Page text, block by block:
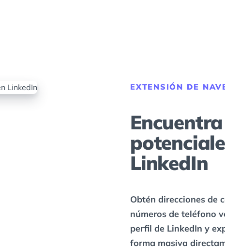
EXTENSIÓN DE
LinkedIn
Obtén direcciones de
números de teléfono
perfil de LinkedIn y
forma masiva